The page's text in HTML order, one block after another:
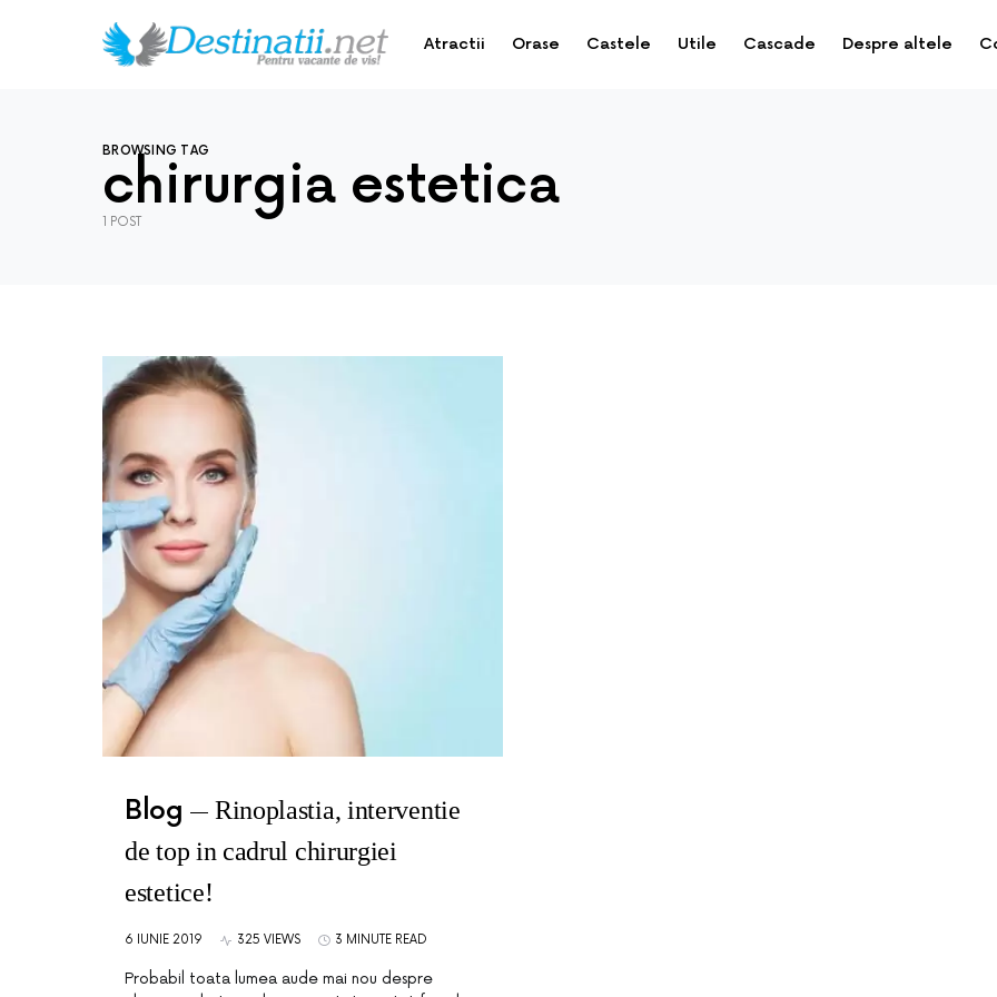
Atractii Orase Castele Utile Cascade Despre altele
BROWSING TAG
chirurgia estetica
1 POST
Blog
Rinoplastia, interventie
de top in cadrul chirurgiei
estetice!
6 IUNIE 2019 325 VIEWS 3 MINUTE READ
Probabil toata lumea aude mai nou despre